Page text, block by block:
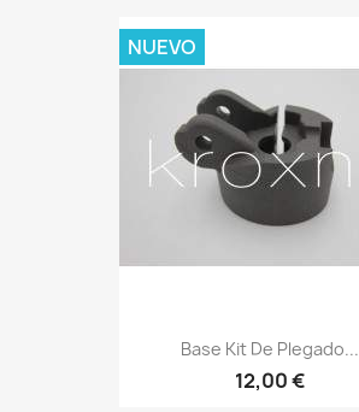
Base Kit De Plegado...
12,00 €
NUEVO